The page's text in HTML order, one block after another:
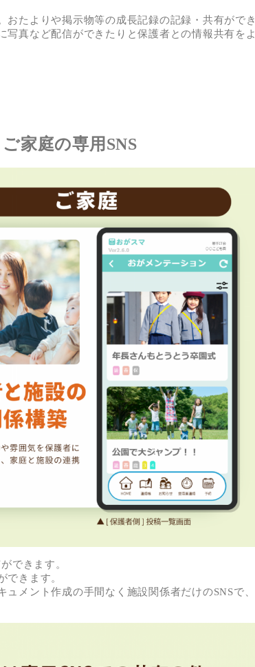
たよりや掲示物等の成長記録の記録・共有ができ
真など配信ができたりと保護者との情報共有をよ
家庭の専用SNS
できます。
できます。
メント作成の手間なく施設関係者だけのSNSで、